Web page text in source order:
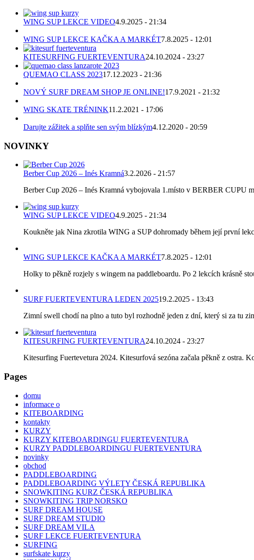
WING SUP LEKCE VIDEO4.9.2025 - 21:34
WING SUP LEKCE KAČKA A MARKÉT7.8.2025 - 12:01
KITESURFING FUERTEVENTURA24.10.2024 - 23:27
QUEMAO CLASS 202317.12.2023 - 21:36
NOVÝ SURF DREAM SHOP JE ONLINE!17.9.2021 - 21:32
WING SKATE TRÉNINK11.2.2021 - 17:06
Darujte zážitek a splňte sen svým blízkým4.12.2020 - 20:59
NOVINKY
Berber Cup 2026 – Inés Kramná3.2.2026 - 21:57
Berber Cup 2026 – Inés Kramná vybojovala 1.místo v BERBER CUPU
WING SUP LEKCE VIDEO4.9.2025 - 21:34
Koukněte jak Nina zkrotila WING a SUP dohromady během její první
WING SUP LEKCE KAČKA A MARKÉT7.8.2025 - 12:01
Holky to pěkně rozjely s wingem na paddleboardu. Po 2 lekcích krásně
SURF FUERTEVENTURA LEDEN 202519.2.2025 - 13:43
Zimní swell chodí na plno a tuto byl rozhodně jeden z dní, který si za tu
KITESURFING FUERTEVENTURA24.10.2024 - 23:27
Kitesurfing Fuertevetura 2024. Kitesurfová sezóna začala pěkně z ostra.
Pages
domu
informace o
KITEBOARDING
kontakty
KURZY
KURZY KITEBOARDINGU FUERTEVENTURA
KURZY PADDLEBOARDINGU FUERTEVENTURA
novinky
obchod
PADDLEBOARDING
PADDLEBOARDING VÝLETY ČESKÁ REPUBLIKA
SNOWKITING KURZ ČESKÁ REPUBLIKA
SNOWKITING TRIP NORSKO
SURF DREAM HOUSE
SURF DREAM STUDIO
SURF DREAM VILA
SURF LEKCE FUERTEVENTURA
SURFING
surfskate kurzy